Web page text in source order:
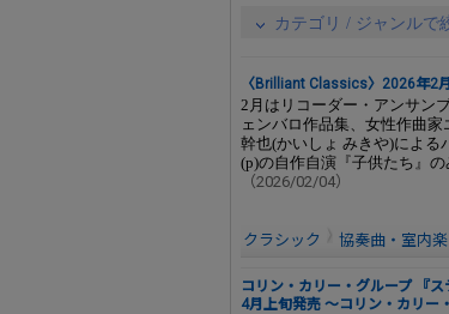
カテゴリ / ジャンルで
〈Brilliant Classics〉2026年2
2月はリコーダー・アンサン
ェンバロ作品集、女性作曲
幹也(かいしょ みきや)による
(p)の自作自演『子供たち』
（2026/02/04）
クラシック 協奏曲・室内
コリン・カリー・グループ 『
4月上旬発売 ～コリン・カリー